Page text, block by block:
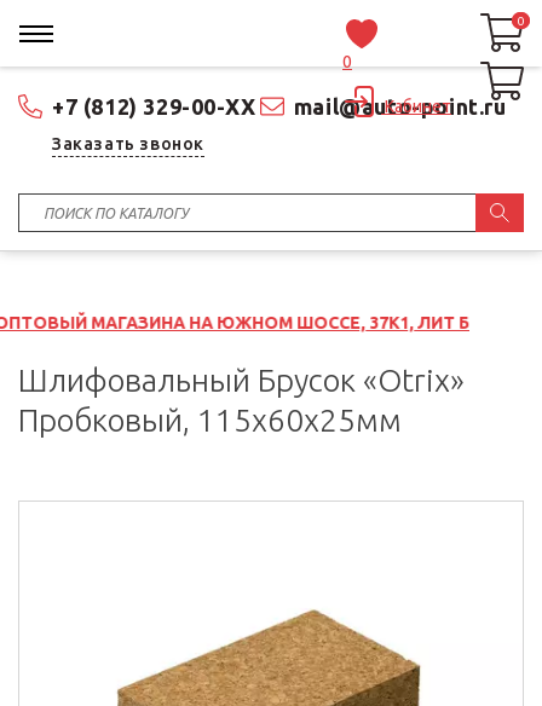
+7 (812) 329-00-XX mail@auto-point.ru
Заказать звонок
0
Кабинет
0
0
НА ЮЖНОМ ШОССЕ, 37К1, ЛИТ Б
Шлифовальный Брусок «Otrix»
Пробковый, 115x60x25мм